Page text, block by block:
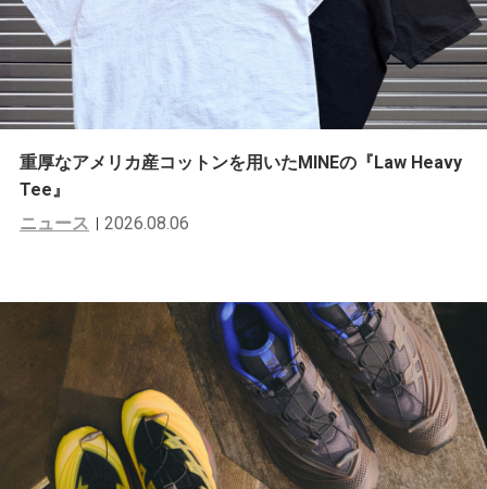
重厚なアメリカ産コットンを用いたMINEの『Law Heavy
Tee』
ニュース
2026.08.06